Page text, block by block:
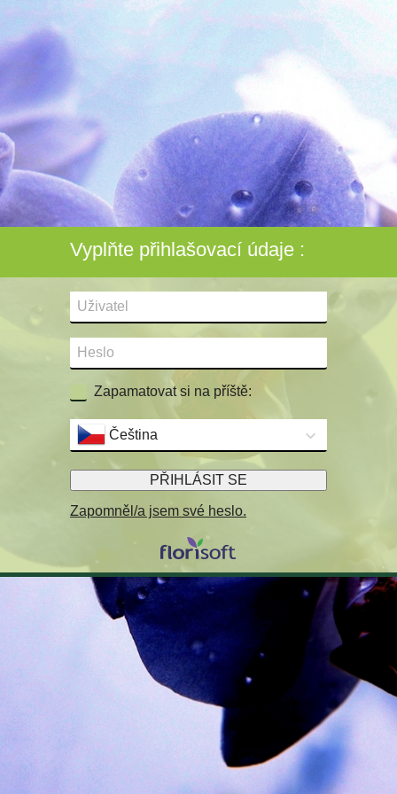
Vyplňte přihlašovací údaje :
Zapamatovat si na příště:
Čeština
PŘIHLÁSIT SE
Zapomněl/a jsem své heslo.